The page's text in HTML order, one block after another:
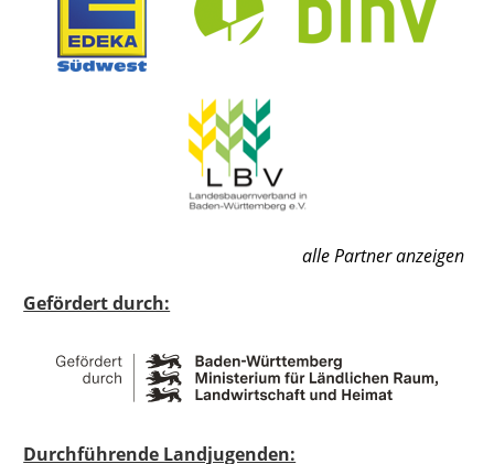
alle Partner anzeigen
Gefördert durch:
Durchführende Landjugenden: